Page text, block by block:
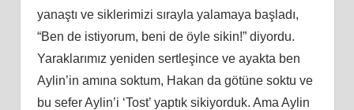
yanaştı ve siklerimizi sırayla yalamaya başladı,
“Ben de istiyorum, beni de öyle sikin!” diyordu.
Yaraklarımız yeniden sertleşince ve ayakta ben
Aylin’in amına soktum, Hakan da götüne soktu ve
bu sefer Aylin’i ‘Tost’ yaptık sikiyorduk. Ama Aylin